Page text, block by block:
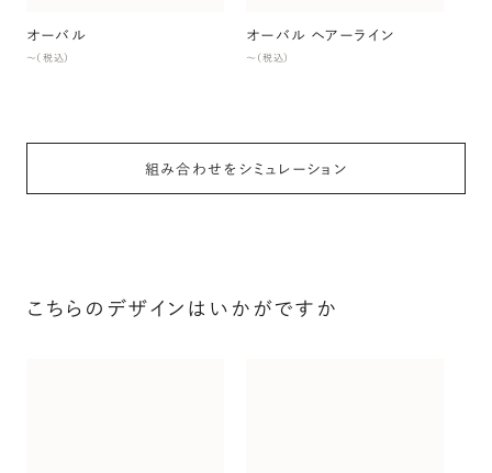
オーバル
〜（税込）
オーバル ヘアーライン
〜（税込）
組み合わせをシミュレーション
こちらのデザインはいかがですか